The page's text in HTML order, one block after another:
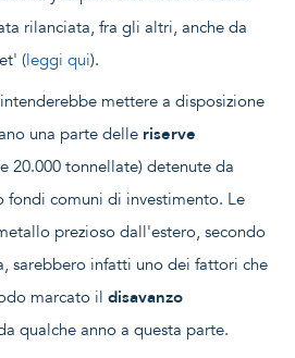
rilanciata, fra gli altri, anche da
(leggi qui).
mettere a disposizione
una parte delle riserve
20.000 tonnellate) detenute da
fondi comuni di investimento. Le
prezioso dall'estero, secondo
sarebbero infatti uno dei fattori che
marcato il disavanzo
qualche anno a questa parte.